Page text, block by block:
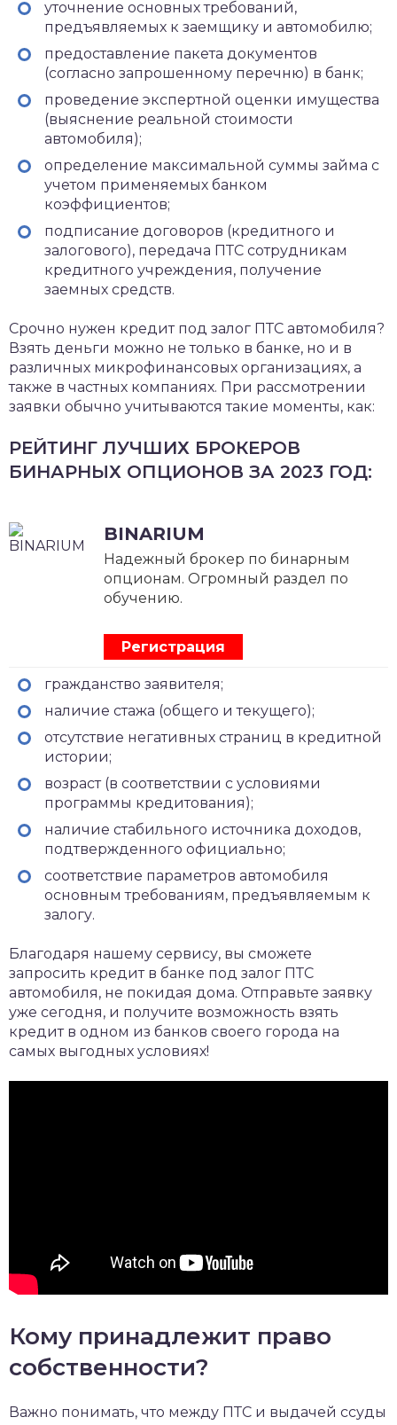
уточнение основных требований,
предъявляемых к заемщику и автомобилю;
предоставление пакета документов
(согласно запрошенному перечню) в банк;
проведение экспертной оценки имущества
(выяснение реальной стоимости
автомобиля);
определение максимальной суммы займа с
учетом применяемых банком
коэффициентов;
подписание договоров (кредитного и
залогового), передача ПТС сотрудникам
кредитного учреждения, получение
заемных средств.
Срочно нужен кредит под залог ПТС автомобиля?
Взять деньги можно не только в банке, но и в
различных микрофинансовых организациях, а
также в частных компаниях. При рассмотрении
заявки обычно учитываются такие моменты, как:
РЕЙТИНГ ЛУЧШИХ БРОКЕРОВ
БИНАРНЫХ ОПЦИОНОВ ЗА 2023 ГОД:
BINARIUM
Надежный брокер по бинарным
опционам. Огромный раздел по
обучению.
Регистрация
гражданство заявителя;
наличие стажа (общего и текущего);
отсутствие негативных страниц в кредитной
истории;
возраст (в соответствии с условиями
программы кредитования);
наличие стабильного источника доходов,
подтвержденного официально;
соответствие параметров автомобиля
основным требованиям, предъявляемым к
залогу.
Благодаря нашему сервису, вы сможете
запросить кредит в банке под залог ПТС
автомобиля, не покидая дома. Отправьте заявку
уже сегодня, и получите возможность взять
кредит в одном из банков своего города на
самых выгодных условиях!
Кому принадлежит право
собственности?
Важно понимать, что между ПТС и выдачей ссуды